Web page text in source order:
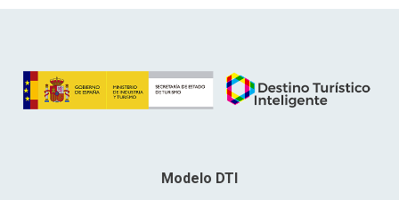
Modelo DTI